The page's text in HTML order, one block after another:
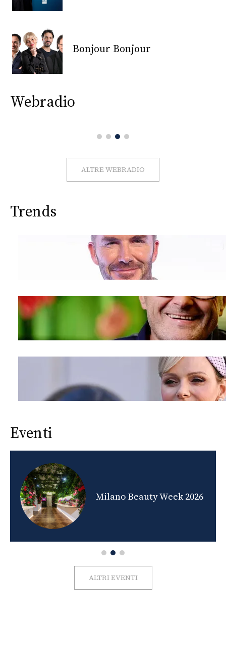
Bonjour Bonjour
Webradio
ALTRE WEBRADIO
Trends
Eventi
Milano Beauty Week 2026
ALTRI EVENTI